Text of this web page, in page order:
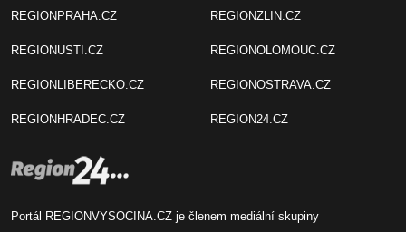
REGIONPRAHA.CZ
REGIONUSTI.CZ
REGIONLIBERECKO.CZ
REGIONHRADEC.CZ
REGIONZLIN.CZ
REGIONOLOMOUC.CZ
REGIONOSTRAVA.CZ
REGION24.CZ
Portál REGIONVYSOCINA.CZ je členem mediální skupiny